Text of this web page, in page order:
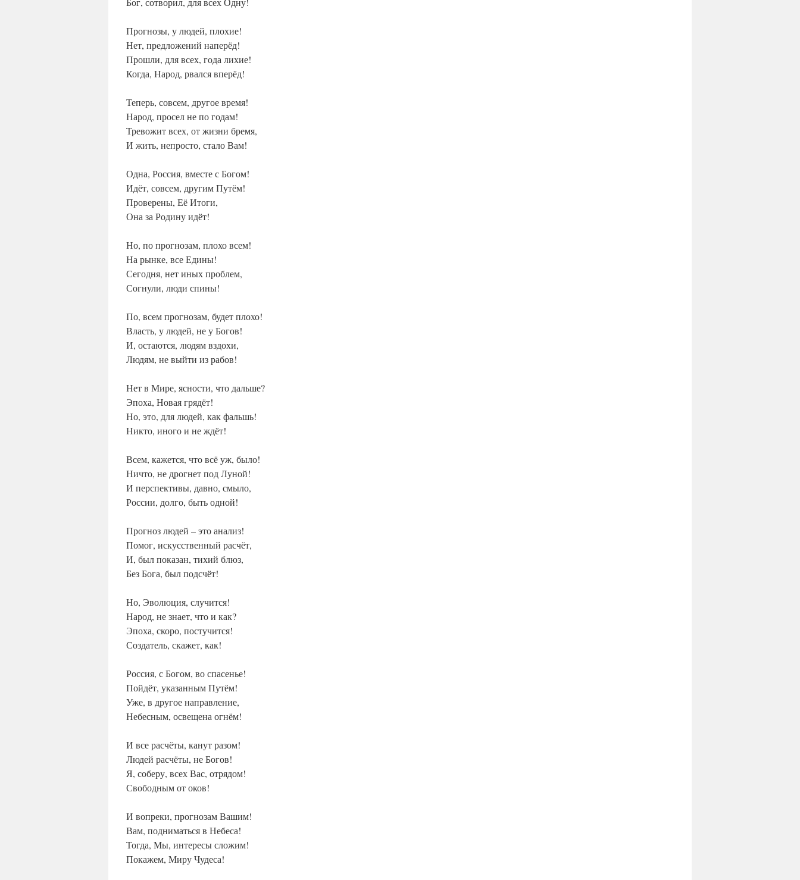
Прогнозы, у людей, плохие!
Нет, предложений наперёд!
Прошли, для всех, года лихие!
Когда, Народ, рвался вперёд!
Теперь, совсем, другое время!
Народ, просел не по годам!
Тревожит всех, от жизни бремя,
И жить, непросто, стало Вам!
Одна, Россия, вместе с Богом!
Идёт, совсем, другим Путём!
Проверены, Её Итоги,
Она за Родину идёт!
Но, по прогнозам, плохо всем!
На рынке, все Едины!
Сегодня, нет иных проблем,
Согнули, люди спины!
По, всем прогнозам, будет плохо!
Власть, у людей, не у Богов!
И, остаются, людям вздохи,
Людям, не выйти из рабов!
Нет в Мире, ясности, что дальше?
Эпоха, Новая грядёт!
Но, это, для людей, как фальшь!
Никто, иного и не ждёт!
Всем, кажется, что всё уж, было!
Ничто, не дрогнет под Луной!
И перспективы, давно, смыло,
России, долго, быть одной!
Прогноз людей – это анализ!
Помог, искусственный расчёт,
И, был показан, тихий блюз,
Без Бога, был подсчёт!
Но, Эволюция, случится!
Народ, не знает, что и как?
Эпоха, скоро, постучится!
Создатель, скажет, как!
Россия, с Богом, во спасенье!
Пойдёт, указанным Путём!
Уже, в другое направление,
Небесным, освещена огнём!
И все расчёты, канут разом!
Людей расчёты, не Богов!
Я, соберу, всех Вас, отрядом!
Свободным от оков!
И вопреки, прогнозам Вашим!
Вам, подниматься в Небеса!
Тогда, Мы, интересы сложим!
Покажем, Миру Чудеса!